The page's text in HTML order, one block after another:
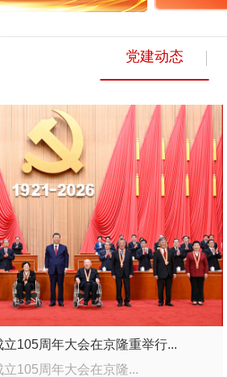
党建动态
105周年大会在京隆重举行...
105周年大会在京隆...